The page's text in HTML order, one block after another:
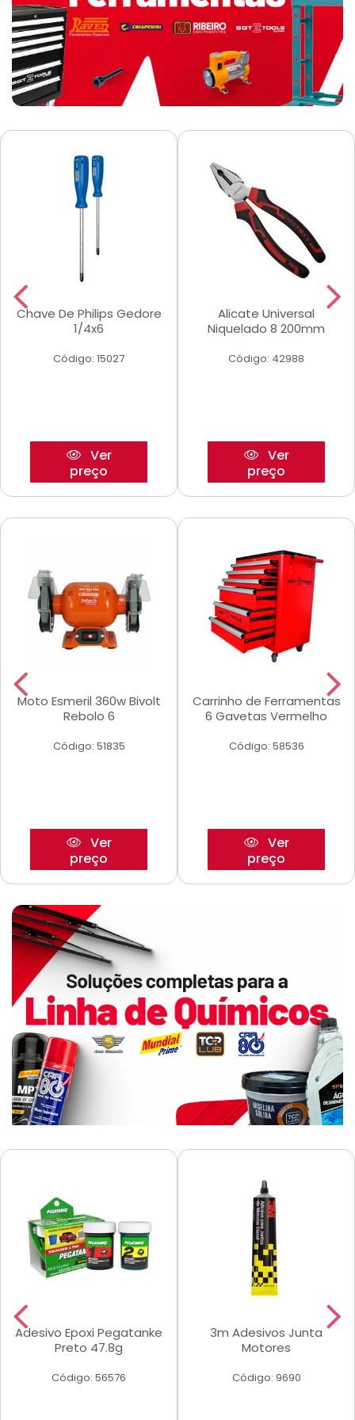
Chave De Philips Gedore
1/4x6
Código: 15027
Ver
preço
Alicate Universal
Niquelado 8 200mm
Código: 42988
Ver
preço
Moto Esmeril 360w Bivolt
Rebolo 6
Código: 51835
Ver
preço
Carrinho de Ferramentas
6 Gavetas Vermelho
Código: 58536
Ver
preço
Adesivo Epoxi Pegatanke
Preto 47.8g
Código: 56576
3m Adesivos Junta
Motores
Código: 9690